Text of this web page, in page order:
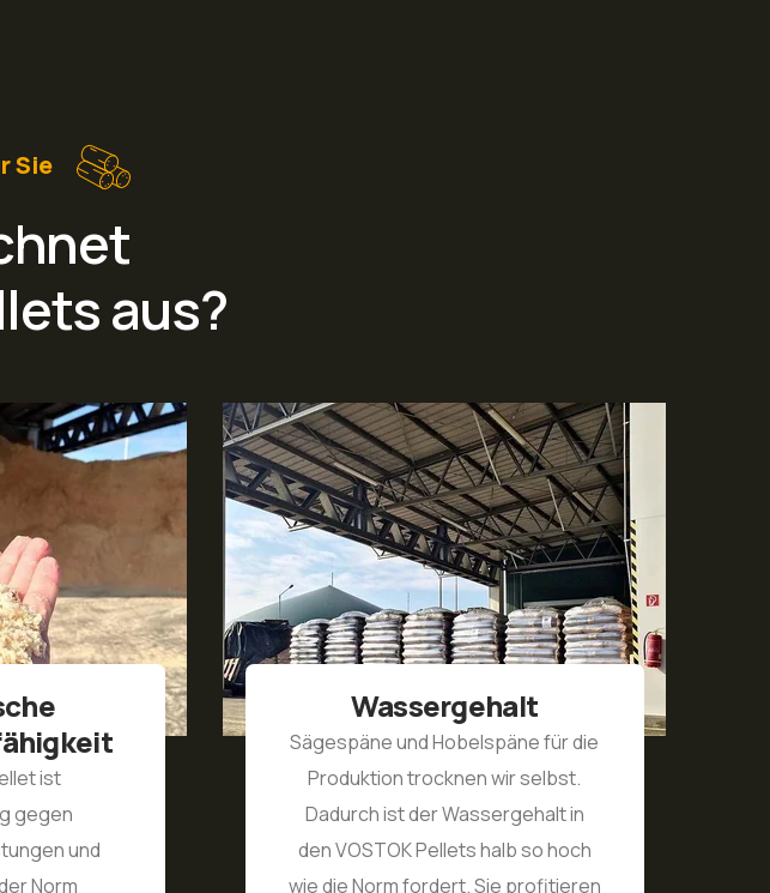
Sie
aus?
Wassergehalt
und Hobelspäne für die
Produktion trocknen wir selbst.
Dadurch ist der Wassergehalt in
den VOSTOK Pellets halb so hoch
die Norm fordert. Sie profitieren
Heizwert
Zeigt, wie viel Wärme (MJ) Sie
einem Kilogramm Pellets
Der Unterschied in der Heizwert
zwischen Qualitäts- und
minderwertigen Pellets kann bis